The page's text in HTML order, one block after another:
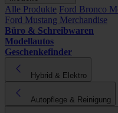
Alle Produkte Ford Bronco
Ford Mustang Merchandise
Büro & Schreibwaren
Modellautos
Geschenkefinder
Hybrid & Elektro
Autopflege & Reinigung